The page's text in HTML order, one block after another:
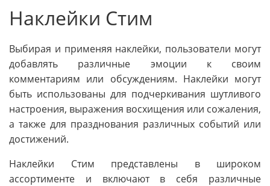
Наклейки Стим
Выбирая и применяя наклейки, пользователи могут
добавлять различные эмоции к своим
комментариям или обсуждениям. Наклейки могут
быть использованы для подчеркивания шутливого
настроения, выражения восхищения или сожаления,
а также для празднования различных событий или
достижений.
Наклейки Стим представлены в широком
ассортименте и включают в себя различные